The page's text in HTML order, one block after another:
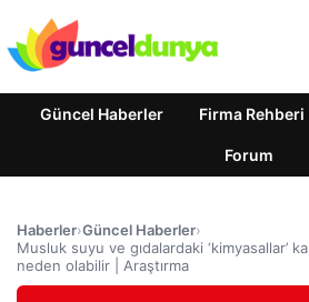
Güncel Haberler Firma Rehberi
Forum
Haberler›Güncel Haberler›
Musluk suyu ve gıdalardaki ‘kimyasallar’
neden olabilir | Araştırma